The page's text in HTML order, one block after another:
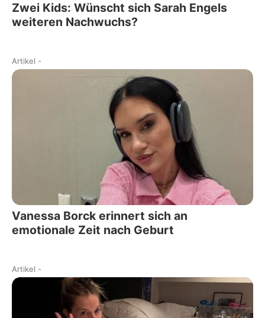
Zwei Kids: Wünscht sich Sarah Engels
weiteren Nachwuchs?
Artikel -
Vanessa Borck erinnert sich an
emotionale Zeit nach Geburt
Artikel -